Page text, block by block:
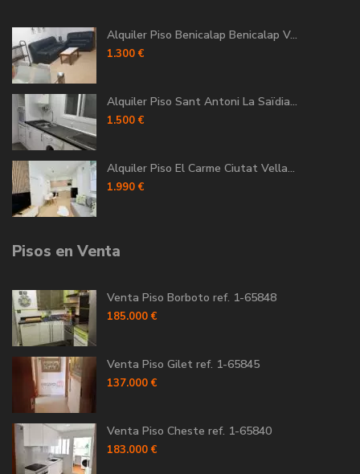
Alquiler Piso Benicalap Benicalap V...
1.300 €
Alquiler Piso Sant Antoni La Saïdia...
1.500 €
Alquiler Piso El Carme Ciutat Vella...
1.990 €
Pisos en Venta
Venta Piso Borboto ref. 1-65848
185.000 €
Venta Piso Gilet ref. 1-65845
137.000 €
Venta Piso Cheste ref. 1-65840
183.000 €